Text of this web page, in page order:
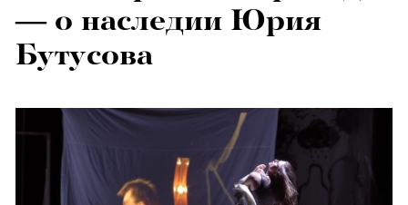
— о наследии Юрия
Бутусова